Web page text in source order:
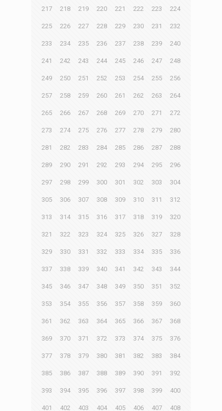
217 218 219 220 221 222 223 224
225 226 227 228 229 230 231 232
233 234 235 236 237 238 239 240
241 242 243 244 245 246 247 248
249 250 251 252 253 254 255 256
257 258 259 260 261 262 263 264
265 266 267 268 269 270 271 272
273 274 275 276 277 278 279 280
281 282 283 284 285 286 287 288
289 290 291 292 293 294 295 296
297 298 299 300 301 302 303 304
305 306 307 308 309 310 311 312
313 314 315 316 317 318 319 320
321 322 323 324 325 326 327 328
329 330 331 332 333 334 335 336
337 338 339 340 341 342 343 344
345 346 347 348 349 350 351 352
353 354 355 356 357 358 359 360
361 362 363 364 365 366 367 368
369 370 371 372 373 374 375 376
377 378 379 380 381 382 383 384
385 386 387 388 389 390 391 392
393 394 395 396 397 398 399 400
401 402 403 404 405 406 407 408